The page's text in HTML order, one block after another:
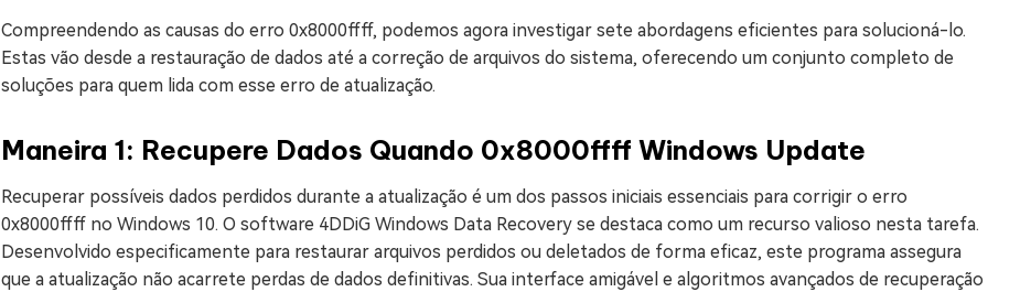
Compreendendo as causas do erro 0x8000ffff, podemos agora investigar sete abordagens eficientes para solucioná-lo.
Estas vão desde a restauração de dados até a correção de arquivos do sistema, oferecendo um conjunto completo de
soluções para quem lida com esse erro de atualização.
Maneira 1: Recupere Dados Quando 0x8000ffff Windows Update
Recuperar possíveis dados perdidos durante a atualização é um dos passos iniciais essenciais para corrigir o erro
0x8000ffff no Windows 10. O software 4DDiG Windows Data Recovery se destaca como um recurso valioso nesta tarefa.
Desenvolvido especificamente para restaurar arquivos perdidos ou deletados de forma eficaz, este programa assegura
que a atualização não acarrete perdas de dados definitivas. Sua interface amigável e algoritmos avançados de recuperação